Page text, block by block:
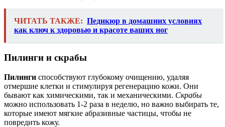
ЧИТАТЬ ТАКЖЕ: Педикюр в домашних условиях
как ключ к здоровью и красоте ваших ног
Пилинги и скрабы
Пилинги способствуют глубокому очищению, удаляя
отмершие клетки и стимулируя регенерацию кожи. Они
бывают как химическими, так и механическими. Скрабы
можно использовать 1-2 раза в неделю, но важно выбирать те,
которые имеют мягкие абразивные частицы, чтобы не
повредить кожу.